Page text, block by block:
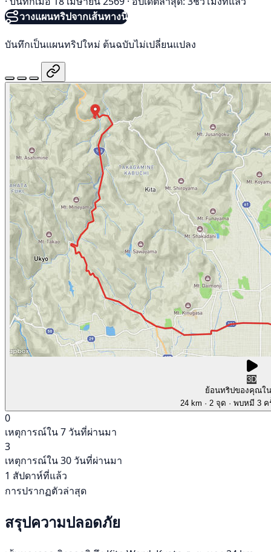
วางแผนทริปจากเส้นทางนี้
บันทึกเป็นแผนทริปใหม่ ต้นฉบับไม่เปลี่ยนแปลง
3D
ย้อนทริปของคุณใ
24 km · 2 จุด · พบหมี 3
0
เหตุการณ์ใน 7 วันที่ผ่านมา
3
เหตุการณ์ใน 30 วันที่ผ่านมา
1 สัปดาห์ที่แล้ว
การปรากฏตัวล่าสุด
สรุปความปลอดภัย